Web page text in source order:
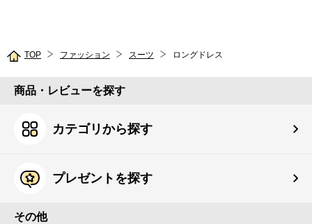
TOP ファッション スーツ ロングドレス
商品・レビューを探す
カテゴリから探す
プレゼントを探す
その他